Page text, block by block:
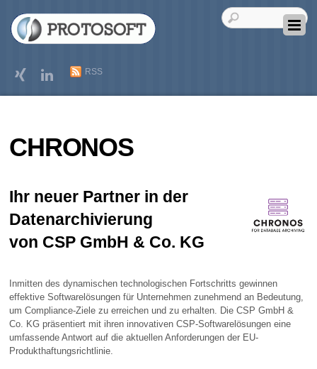
RSS
CHRONOS
Ihr neuer Partner in der
Datenarchivierung
von CSP GmbH & Co. KG
Inmitten des dynamischen technologischen Fortschritts gewinnen
effektive Softwarelösungen für Unternehmen zunehmend an Bedeutung,
um Compliance-Ziele zu erreichen und zu erhalten. Die CSP GmbH &
Co. KG präsentiert mit ihren innovativen CSP-Softwarelösungen eine
umfassende Antwort auf die aktuellen Anforderungen der EU-
Produkthaftungsrichtlinie.